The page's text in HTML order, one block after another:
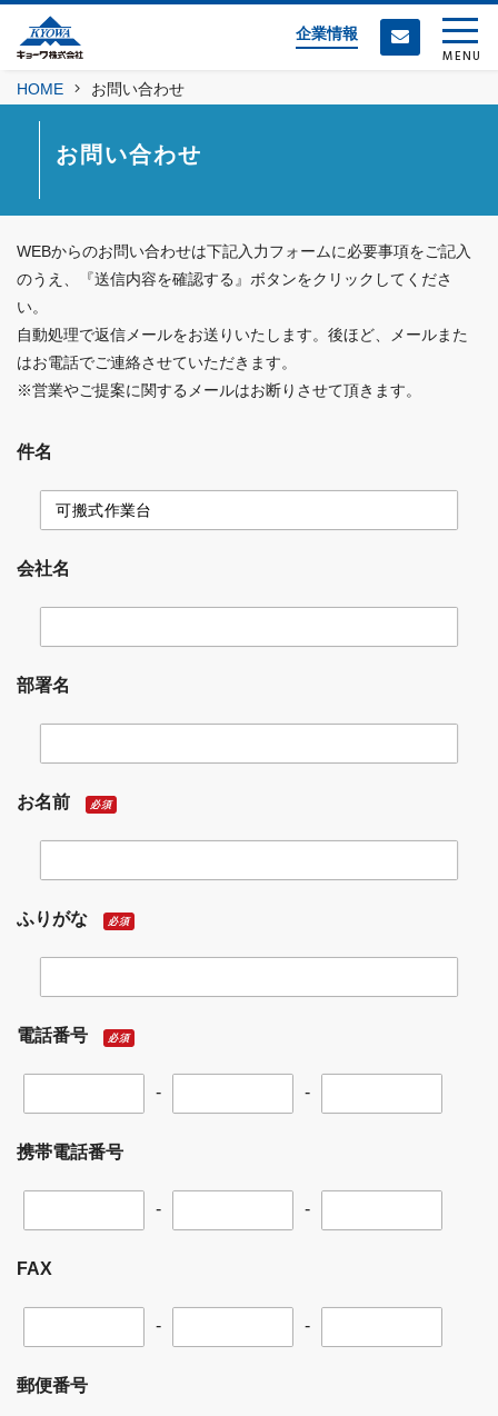
企業情報
MENU
HOME お問い合わせ
お問い合わせ
WEBからのお問い合わせは下記入力フォームに必要事項をご記入
のうえ、『送信内容を確認する』ボタンをクリックしてくださ
い。
自動処理で返信メールをお送りいたします。後ほど、メールまた
はお電話でご連絡させていただきます。
※営業やご提案に関するメールはお断りさせて頂きます。
件名
会社名
部署名
お名前 必須
ふりがな 必須
電話番号 必須
- -
携帯電話番号
- -
FAX
- -
郵便番号